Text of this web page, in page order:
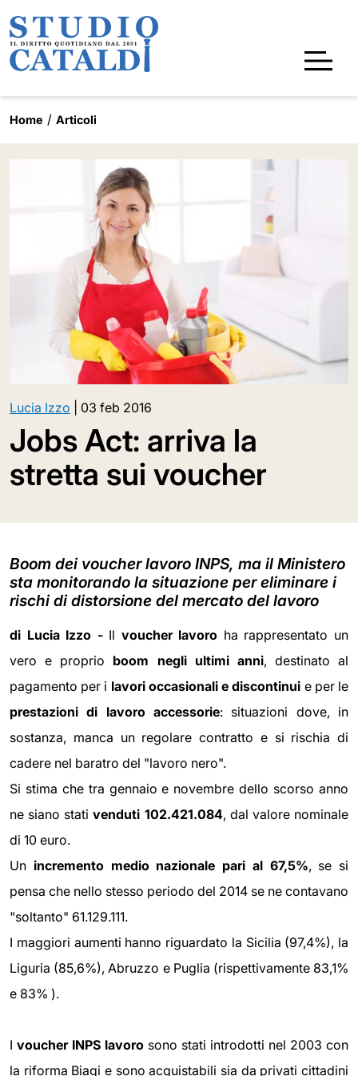
Home Articoli
Lucia Izzo 03 feb 2016
Jobs Act: arriva la
stretta sui voucher
Boom dei voucher lavoro INPS, ma il Ministero
sta monitorando la situazione per eliminare i
rischi di distorsione del mercato del lavoro
di Lucia Izzo -Il voucher lavoro ha rappresentato un
vero e proprio boom negli ultimi anni, destinato al
pagamento per i lavori occasionali e discontinui e per le
prestazioni di lavoro accessorie: situazioni dove, in
sostanza, manca un regolare contratto e si rischia di
cadere nel baratro del "lavoro nero".
Si stima che tra gennaio e novembre dello scorso anno
ne siano stativenduti 102.421.084, dal valore nominale
di 10 euro.
Un incremento medio nazionale pari al 67,5%, se si
pensa che nello stesso periodo del 2014 se ne contavano
"soltanto" 61.129.111.
I maggiori aumenti hanno riguardato la Sicilia (97,4%), la
Liguria (85,6%), Abruzzo e Puglia (rispettivamente 83,1%
e 83% ).
I voucher INPS lavoro sono stati introdotti nel 2003 con
la riforma Biagi e sono acquistabili sia da privati cittadini